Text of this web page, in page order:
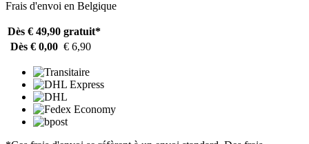
Frais d'envoi en Belgique
Dès € 49,90 gratuit*
Dès € 0,00 € 6,90